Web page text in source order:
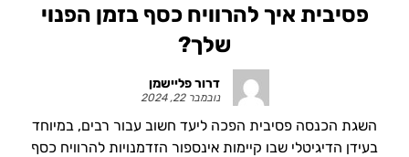
פסיבית איך להרוויח כסף בזמן הפנוי
שלך?
דרור פליישמן
נובמבר 22, 2024
השגת הכנסה פסיבית הפכה ליעד חשוב עבור רבים, במיוחד
בעידן הדיגיטלי שבו קיימות אינספור הזדמנויות להרוויח כסף